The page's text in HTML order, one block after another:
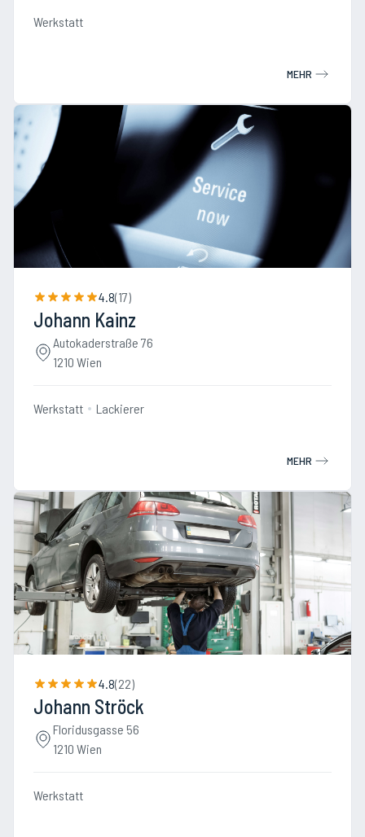
Werkstatt
MEHR
4.8(17)
Johann Kainz
Autokaderstraße 76
1210 Wien
Werkstatt Lackierer
MEHR
4.8(22)
Johann Ströck
Floridusgasse 56
1210 Wien
Werkstatt